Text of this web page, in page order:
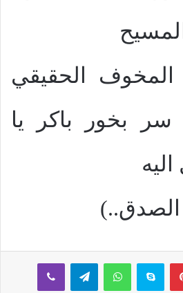
المسيح
المخوف الحقيقي
سر بخور باكر يا
الصدق..)
بينتيريستسكايب واتساب تيلقرام ڤايبر